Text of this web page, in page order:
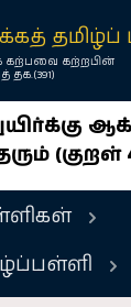
கற்பவை கற்றபின்
தக.(391)
(குறள்